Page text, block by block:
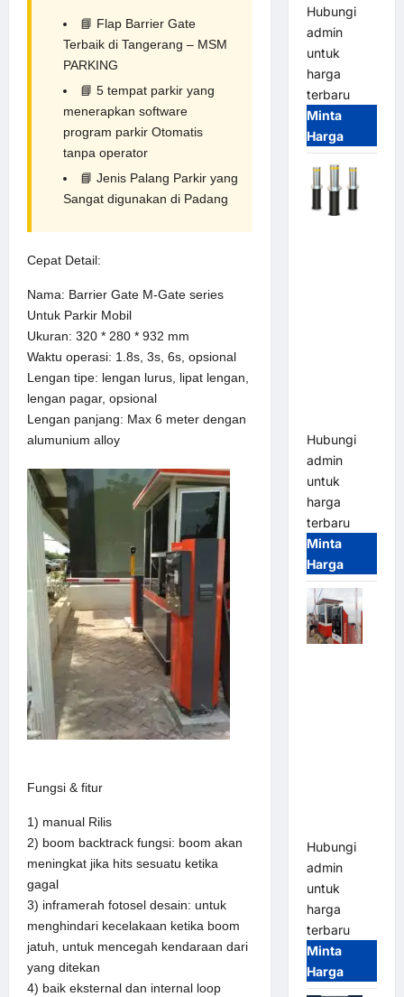
📘 Flap Barrier Gate
Terbaik di Tangerang – MSM
PARKING
📘 5 tempat parkir yang
menerapkan software
program parkir Otomatis
tanpa operator
📘 Jenis Palang Parkir yang
Sangat digunakan di Padang
Cepat Detail:
Nama: Barrier Gate M-Gate series
Untuk Parkir Mobil
Ukuran: 320 * 280 * 932 mm
Waktu operasi: 1.8s, 3s, 6s, opsional
Lengan tipe: lengan lurus, lipat lengan,
lengan pagar, opsional
Lengan panjang: Max 6 meter dengan
alumunium alloy
Fungsi & fitur
1) manual Rilis
2) boom backtrack fungsi: boom akan
meningkat jika hits sesuatu ketika
gagal
3) inframerah fotosel desain: untuk
menghindari kecelakaan ketika boom
jatuh, untuk mencegah kendaraan dari
yang ditekan
4) baik eksternal dan internal loop
Hubungi
admin
untuk
harga
terbaru
Minta
Harga
Hubungi
admin
untuk
harga
terbaru
Minta
Harga
Hubungi
admin
untuk
harga
terbaru
Minta
Harga